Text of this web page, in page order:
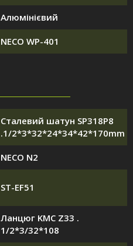
Алюмінієвий
NECO WP-401
Сталевий шатун SP318P8
.1/2*3*32*24*34*42*170mm
NECO N2
ST-EF51
Ланцюг KMC Z33 .
1/2*3/32*108